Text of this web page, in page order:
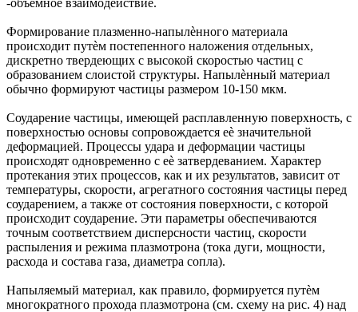
-объѐмное взаимодействие.
Формирование плазменно-напылѐнного материала
происходит путѐм постепенного наложения отдельных,
дискретно твердеющих с высокой скоростью частиц с
образованием слоистой структуры. Напылѐнный материал
обычно формируют частицы размером 10-150 мкм.
Соударение частицы, имеющей расплавленную поверхность, с
поверхностью основы сопровождается еѐ значительной
деформацией. Процессы удара и деформации частицы
происходят одновременно с еѐ затвердеванием. Характер
протекания этих процессов, как и их результатов, зависит от
температуры, скорости, агрегатного состояния частицы перед
соударением, а также от состояния поверхности, с которой
происходит соударение. Эти параметры обеспечиваются
точным соответствием дисперсности частиц, скорости
распыления и режима плазмотрона (тока дуги, мощности,
расхода и состава газа, диаметра сопла).
Напыляемый материал, как правило, формируется путѐм
многократного прохода плазмотрона (см. схему на рис. 4) над